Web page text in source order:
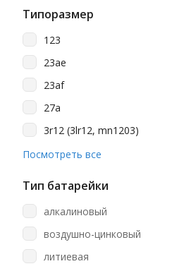
Smartbuy
Sonnen
Varta
60 шт
8 шт
Типоразмер
123
23ae
23af
27a
3r12 (3lr12, mn1203)
a23
aa/aaa
Посмотреть все
Тип батарейки
алкалиновый
воздушно-цинковый
литиевая